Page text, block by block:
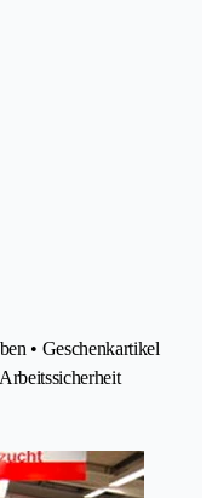
• Geschenkartikel